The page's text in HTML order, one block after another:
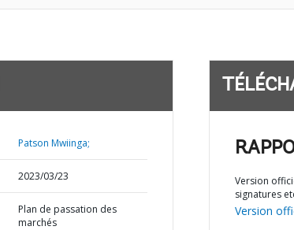
Patson Mwiinga;
2023/03/23
Plan de passation des
marchés
Version
signatures
Version